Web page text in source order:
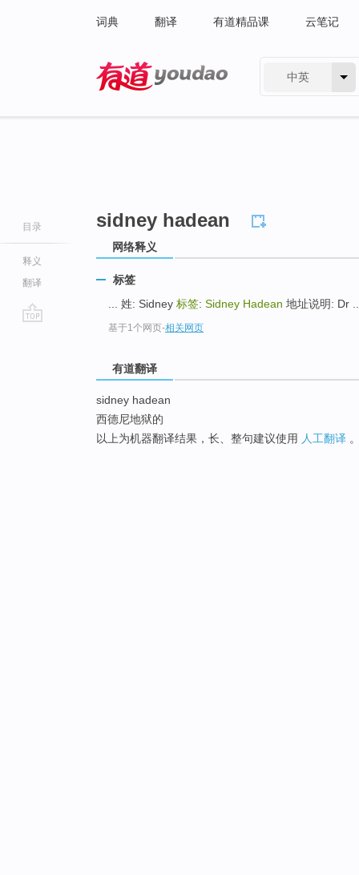
词典 翻译 有道精品课 云笔记
中英
目录
释义
翻译
sidney hadean
网络释义
标签
... 姓: Sidney 标签: Sidney Hadean 地址说明: Dr
基于1个网页-相关网页
有道翻译
sidney hadean
西德尼地狱的
以上为机器翻译结果，长、整句建议使用 人工翻译